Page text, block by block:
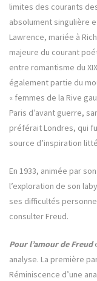
limites des courants
absolument singulière
Lawrence, mariée à
majeure du courant
entre romantisme du
également partie du
« femmes de la Rive
Paris d’avant guerre,
préférait Londres, qui
source d’inspiration
En 1933, animée par
l’exploration de son
ses difficultés
consulter Freud.
Pour l’amour de Freud
analyse. La première
Réminiscence d’une